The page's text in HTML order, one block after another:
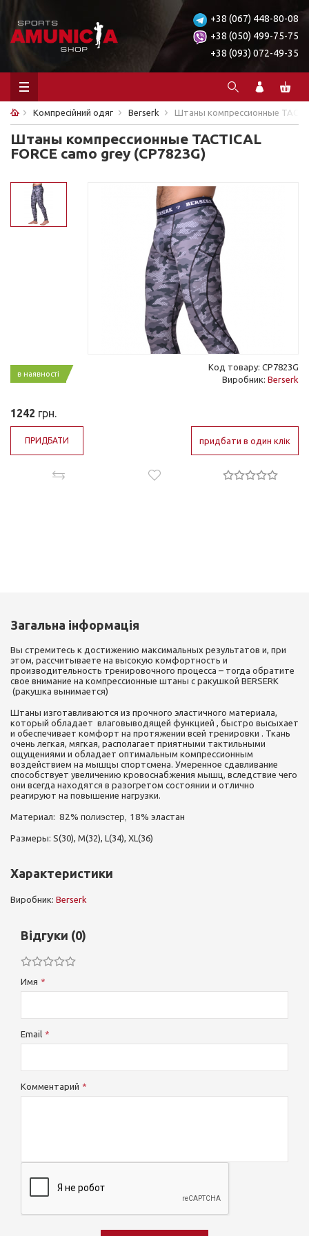
+38 (067) 448-80-08
+38 (050) 499-75-75
+38 (093) 072-49-35
Компресійний одяг Berserk Штаны компрессионные
Штаны компрессионные TACTICAL
FORCE camo grey (CP7823G)
в наявності
Код товару: CP7823G
Виробник: Berserk
1242 грн.
ПРИДБАТИ придбати в один клік
Загальна інформація
Вы стремитесь к достижению максимальных результатов и, при
этом, рассчитываете на высокую комфортность и
производительность тренировочного процесса – тогда обратите
свое внимание на компрессионные штаны с ракушкой BERSERK
(ракушка вынимается)
Штаны изготавливаются из прочного эластичного материала,
который обладает влаговыводящей функцией , быстро высыхает
и обеспечивает комфорт на протяжении всей тренировки . Ткань
очень легкая, мягкая, располагает приятными тактильными
ощущениями и обладает оптимальным компрессионным
воздействием на мышцы спортсмена. Умеренное сдавливание
способствует увеличению кровоснабжения мышц, вследствие чего
они всегда находятся в разогретом состоянии и отлично
реагируют на повышение нагрузки.
Материал: 82% полиэстер, 1 8% эластан
Размеры: S(30), M(32), L(34), XL(36)
Характеристики
Виробник: Berserk
Відгуки (0)
Имя
Email
Комментарий